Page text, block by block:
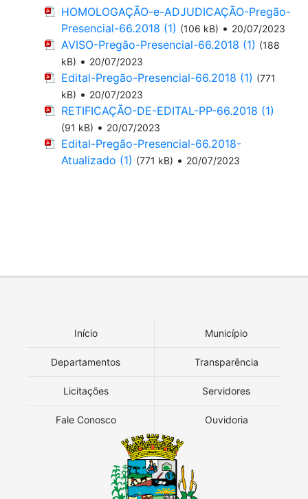
HOMOLOGAÇÃO-e-ADJUDICAÇÃO-Pregão-
Presencial-66.2018 (1) (106 kB) • 20/07/2023
AVISO-Pregão-Presencial-66.2018 (1) (188
kB) • 20/07/2023
Edital-Pregão-Presencial-66.2018 (1) (771
kB) • 20/07/2023
RETIFICAÇÃO-DE-EDITAL-PP-66.2018 (1)
(91 kB) • 20/07/2023
Edital-Pregão-Presencial-66.2018-
Atualizado (1) (771 kB) • 20/07/2023
Início Município
Departamentos Transparência
Licitações Servidores
Fale Conosco Ouvidoria